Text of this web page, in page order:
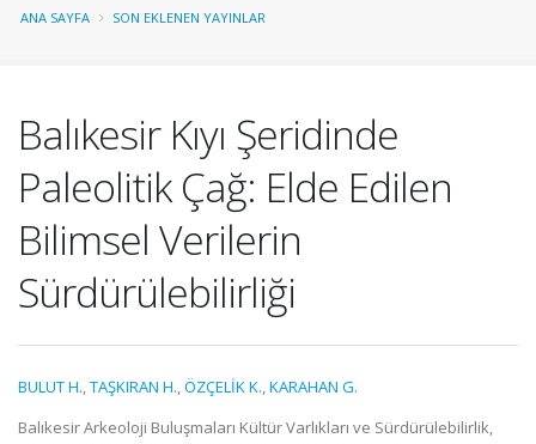
ANA SAYFA SON EKLENEN YAYINLAR
Balıkesir Kıyı Şeridinde
Paleolitik Çağ: Elde Edilen
Bilimsel Verilerin
Sürdürülebilirliği
BULUT H.,TAŞKIRAN H.,ÖZÇELİK K.,KARAHAN G.
Balıkesir Arkeoloji Buluşmaları Kültür Varlıkları ve Sürdürülebilirlik,